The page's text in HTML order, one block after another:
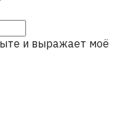
и выражает моё